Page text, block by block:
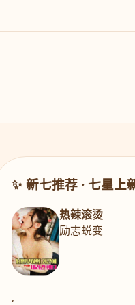
✨ 新七推荐 · 七星上
热辣滚烫
励志蜕变
,